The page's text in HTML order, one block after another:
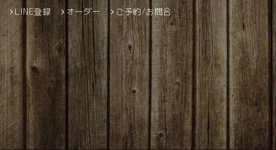
LINE登録 オーダー ご予約/お問合